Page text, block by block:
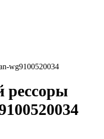
wg9100520034
рессоры